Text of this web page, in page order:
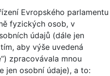
Evropského parlamentu
fyzických osob, v
údajů (dále jen
aby výše uvedená
zpracovávala mnou
jen osobní údaje), a to: